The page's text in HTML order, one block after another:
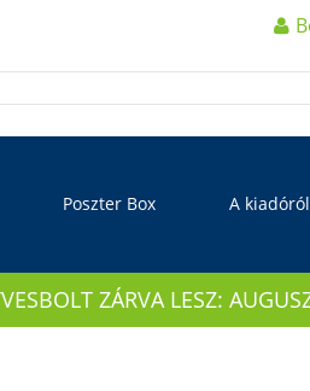
Poszter Box A kiadóról
ZÁRVA LESZ: